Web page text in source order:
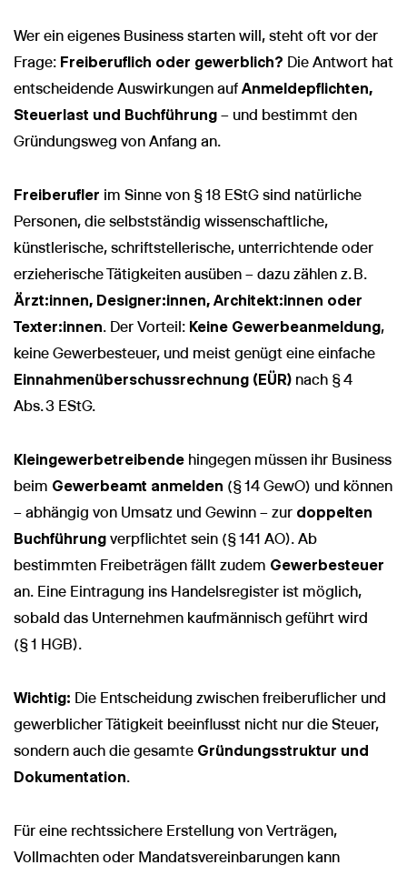
Wer ein eigenes Business starten will, steht oft vor der
Frage: Freiberuflich oder gewerblich? Die Antwort hat
entscheidende Auswirkungen auf Anmeldepflichten,
Steuerlast und Buchführung – und bestimmt den
Gründungsweg von Anfang an.
Freiberufler im Sinne von § 18 EStG sind natürliche
Personen, die selbstständig wissenschaftliche,
künstlerische, schriftstellerische, unterrichtende oder
erzieherische Tätigkeiten ausüben – dazu zählen z. B.
Ärzt:innen, Designer:innen, Architekt:innen oder
Texter:innen. Der Vorteil: Keine Gewerbeanmeldung,
keine Gewerbesteuer, und meist genügt eine einfache
Einnahmenüberschussrechnung (EÜR) nach § 4
Abs. 3 EStG.
Kleingewerbetreibende hingegen müssen ihr Business
beim Gewerbeamt anmelden (§ 14 GewO) und können
– abhängig von Umsatz und Gewinn – zur doppelten
Buchführung verpflichtet sein (§ 141 AO). Ab
bestimmten Freibeträgen fällt zudem Gewerbesteuer
an. Eine Eintragung ins Handelsregister ist möglich,
sobald das Unternehmen kaufmännisch geführt wird
(§ 1 HGB).
Wichtig: Die Entscheidung zwischen freiberuflicher und
gewerblicher Tätigkeit beeinflusst nicht nur die Steuer,
sondern auch die gesamte Gründungsstruktur und
Dokumentation.
Für eine rechtssichere Erstellung von Verträgen,
Vollmachten oder Mandatsvereinbarungen kann